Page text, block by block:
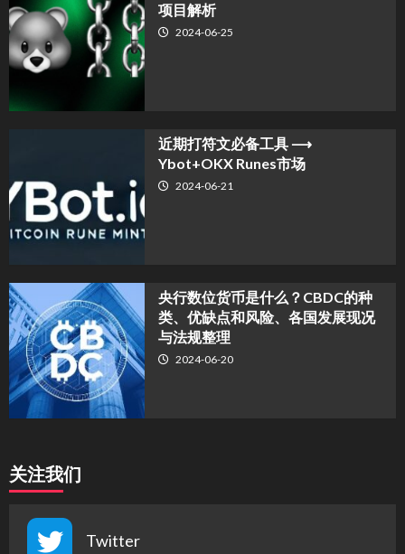
项目解析
2024-06-25
近期打符文必备工具 ⟶
Ybot+OKX Runes市场
2024-06-21
央行数位货币是什么？CBDC的种
类、优缺点和风险、各国发展现况
与法规整理
2024-06-20
关注我们
Twitter